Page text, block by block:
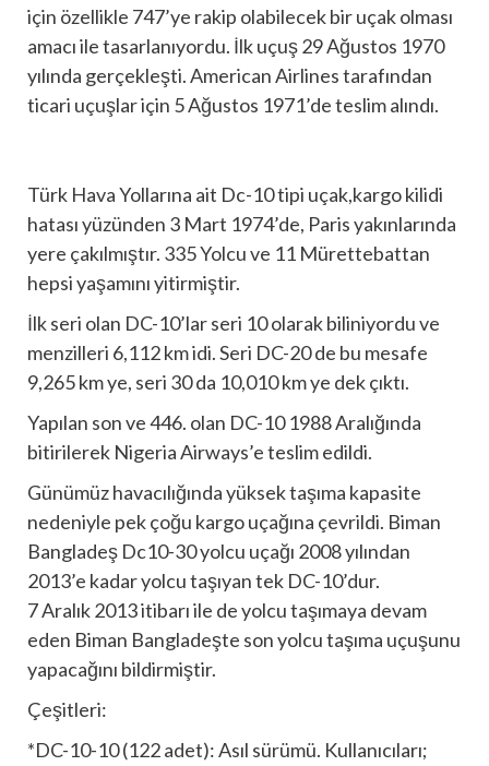
için özellikle 747’ye rakip olabilecek bir uçak olması
amacı ile tasarlanıyordu. İlk uçuş 29 Ağustos 1970
yılında gerçekleşti. American Airlines tarafından
ticari uçuşlar için 5 Ağustos 1971’de teslim alındı.
Türk Hava Yollarına ait Dc-10 tipi uçak,kargo kilidi
hatası yüzünden 3 Mart 1974’de, Paris yakınlarında
yere çakılmıştır. 335 Yolcu ve 11 Mürettebattan
hepsi yaşamını yitirmiştir.
İlk seri olan DC-10’lar seri 10 olarak biliniyordu ve
menzilleri 6,112 km idi. Seri DC-20 de bu mesafe
9,265 km ye, seri 30 da 10,010 km ye dek çıktı.
Yapılan son ve 446. olan DC-10 1988 Aralığında
bitirilerek Nigeria Airways’e teslim edildi.
Günümüz havacılığında yüksek taşıma kapasite
nedeniyle pek çoğu kargo uçağına çevrildi. Biman
Bangladeş Dc10-30 yolcu uçağı 2008 yılından
2013’e kadar yolcu taşıyan tek DC-10’dur.
7 Aralık 2013 itibarı ile de yolcu taşımaya devam
eden Biman Bangladeşte son yolcu taşıma uçuşunu
yapacağını bildirmiştir.
Çeşitleri:
*DC-10-10 (122 adet): Asıl sürümü. Kullanıcıları;